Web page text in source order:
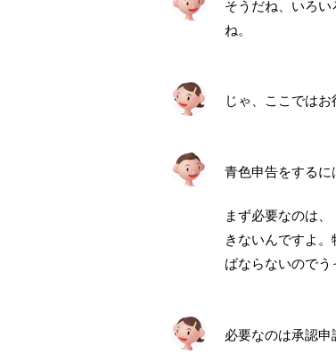
そうだね、いろ
ね。
じゃ、ここでは
青色申告をするに
まず必要なのは
きないんですよ
ばならないのでう
必要なのは承認申